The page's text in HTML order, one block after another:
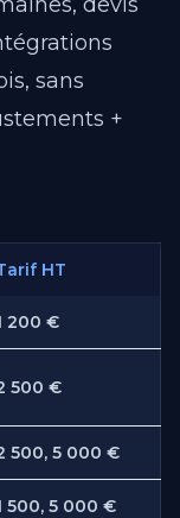
sans
+
HT
200 €
500 €
500, 5 000 €
500, 5 000 €